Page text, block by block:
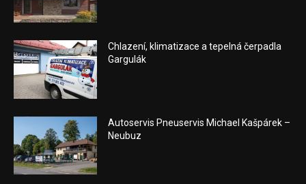
Chlazení, klimatizace a tepelná čerpadla
Gargulák
Autoservis Pneuservis Michael Kašpárek –
Neubuz